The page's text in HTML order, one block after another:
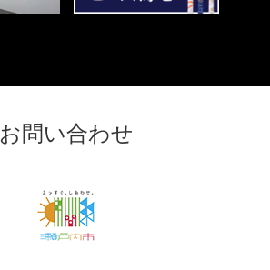
＞
お問い合わせ